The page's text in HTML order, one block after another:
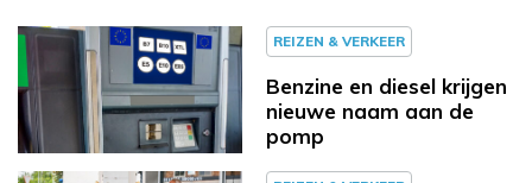
REIZEN & VERKEER
Benzine en diesel krijgen
nieuwe naam aan de
pomp